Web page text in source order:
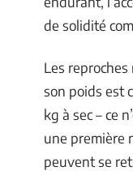
de solidité
Les
son poids est
kg à sec – ce
une première
peuvent se